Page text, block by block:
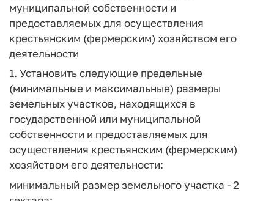
муниципальной собственности и
предоставляемых для осуществления
крестьянским (фермерским) хозяйством его
деятельности
1. Установить следующие предельные
(минимальные и максимальные) размеры
земельных участков, находящихся в
государственной или муниципальной
собственности и предоставляемых для
осуществления крестьянским (фермерским)
хозяйством его деятельности:
минимальный размер земельного участка - 2